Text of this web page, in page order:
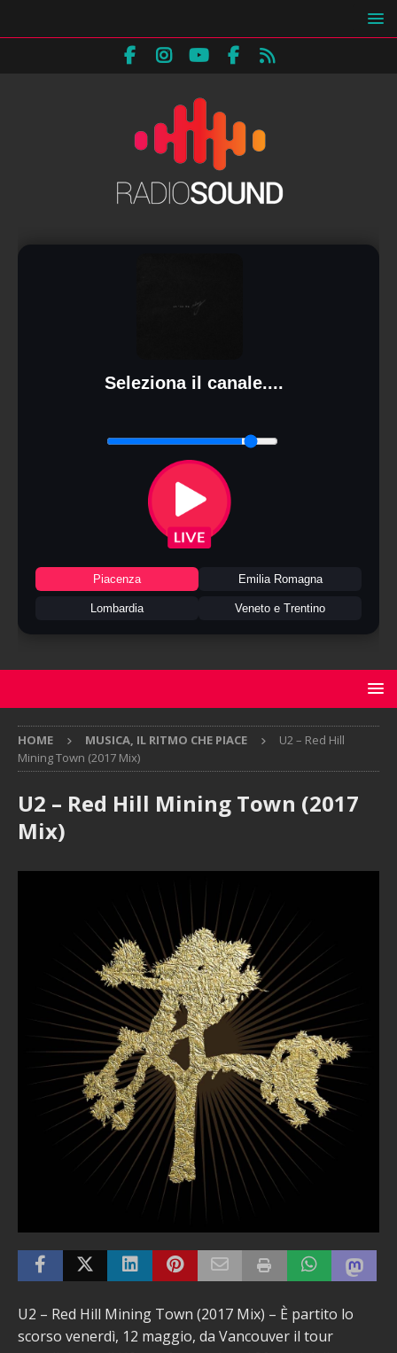
Seleziona il canale....
Piacenza Emilia Romagna
Lombardia Veneto e Trentino
HOME MUSICA, IL RITMO CHE PIACE
U2 – Red Hill
Mining Town (2017 Mix)
U2 – Red Hill Mining Town (2017
Mix)
U2 – Red Hill Mining Town (2017 Mix) – È partito lo
scorso venerdì, 12 maggio, da Vancouver il tour